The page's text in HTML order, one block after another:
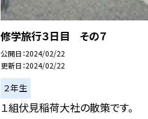
修学旅行３日目 その７
公開日 2024/02/22
更新日 2024/02/22
２年生
１組伏見稲荷大社の散策です。